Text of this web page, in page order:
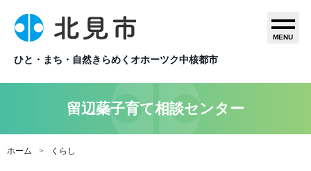
ひと・まち・自然きらめくオホーツク中核都市
MENU
留辺蘂子育て相談センター
ホーム くらし